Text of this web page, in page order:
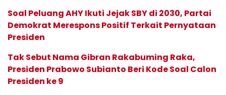
Soal Peluang AHY Ikuti Jejak SBY di 2030, Partai
Demokrat Merespons Positif Terkait Pernyataan
Presiden
Tak Sebut Nama Gibran Rakabuming Raka,
Presiden Prabowo Subianto Beri Kode Soal Calon
Presiden ke 9